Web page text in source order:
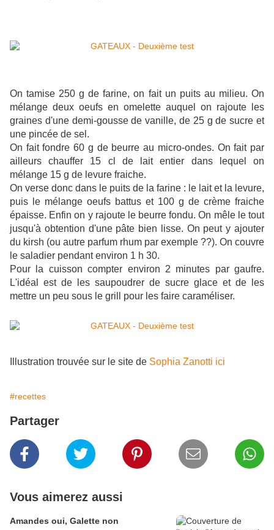
On tamise 250 g de farine, on fait un puits au milieu. On
mélange deux oeufs en omelette auquel on rajoute les
graines d'une demi-gousse de vanille, de 25 g de sucre et
une pincée de sel.
On fait fondre 60 g de beurre au micro-ondes. On fait par
ailleurs chauffer 15 cl de lait entier dans lequel on
mélange 15 g de levure fraiche.
On verse donc dans le puits de la farine : le lait et la levure,
puis le mélange oeufs battus et 100 g de crème fraiche
épaisse. Enfin on y rajoute le beurre fondu. On mêle le tout
jusqu'à obtention d'une pâte bien lisse. On peut y ajouter
du kirsh (ou autre parfum rhum par exemple ??). On couvre
le saladier pendant environ 1 h 30.
Pour la cuisson compter environ 2 minutes par gaufre.
L'idéal est de les saupoudrer de sucre glace et de les
mettre un peu sous le grill pour les faire caraméliser.
Illustration trouvée sur le site de Sophia Zanotti ici
#recettes
Partager
Vous aimerez aussi
Amandes oui, Galette non